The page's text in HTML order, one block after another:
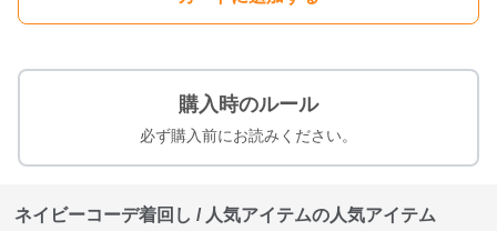
購入時のルール
必ず購入前にお読みください。
ネイビーコーデ着回し / 人気アイテムの人気アイテム